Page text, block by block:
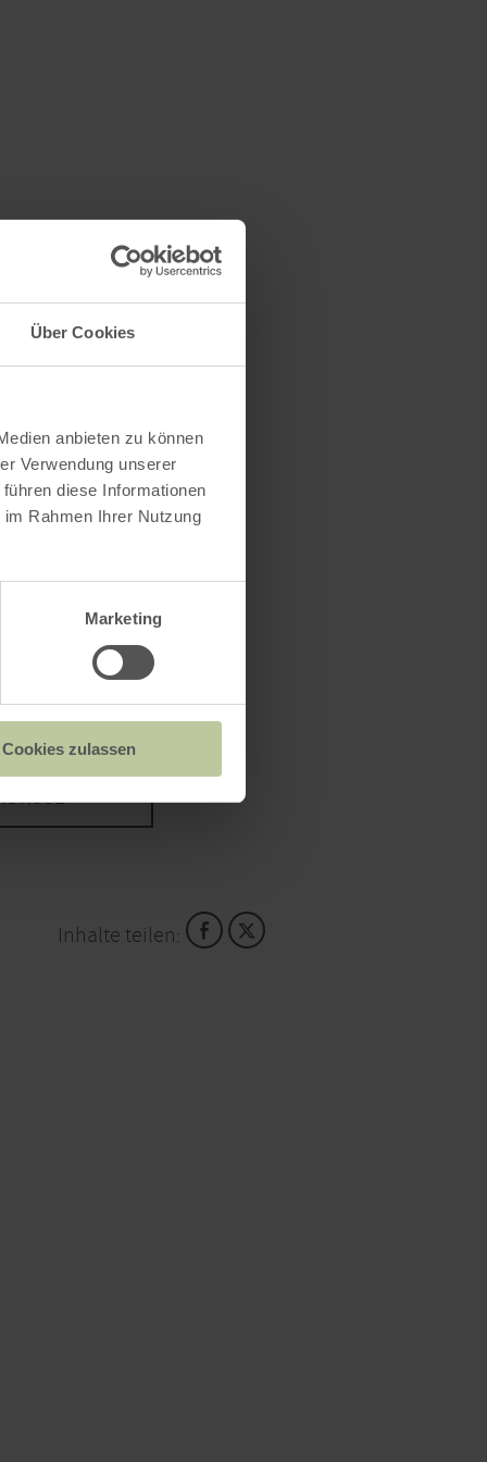
Über Cookies
anbieten zu können
Verwendung unserer
diese Informationen
Rahmen Ihrer Nutzung
Marketing
Cookies zulassen
Inhalte teilen: